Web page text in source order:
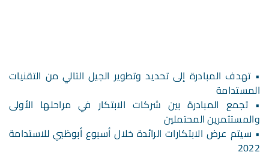
• تهدف المبادرة إلى تحديد وتطوير الجيل التالي من التقنيات
المستدامة
• تجمع المبادرة بين شركات الابتكار في مراحلها الأولى
والمستثمرين المحتملين
• سيتم عرض الابتكارات الرائدة خلال أسبوع أبوظبي للاستدامة
2022